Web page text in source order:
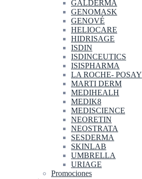
GALDERMA
GENOMASK
GENOVÉ
HELIOCARE
HIDRISAGE
ISDIN
ISDINCEUTICS
ISISPHARMA
LA ROCHE- POSAY
MARTI DERM
MEDIHEALH
MEDIK8
MEDISCIENCE
NEORETIN
NEOSTRATA
SESDERMA
SKINLAB
UMBRELLA
URIAGE
Promociones